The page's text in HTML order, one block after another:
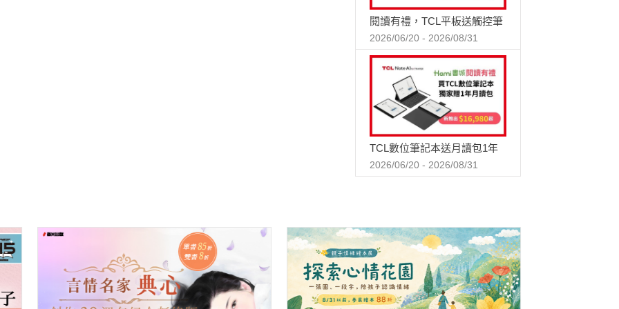
閱讀有禮，TCL平板送觸控筆
2026/06/20 - 2026/08/31
TCL數位筆記本送月讀包1年
2026/06/20 - 2026/08/31